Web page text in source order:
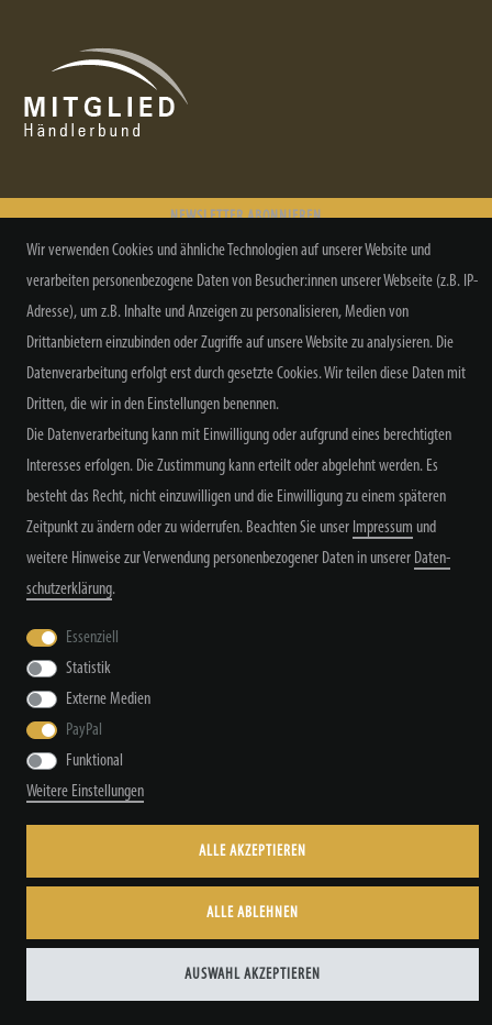
NEWSLETTER ABONNIEREN
Alle Preisangaben inkl. MwSt. zzgl. Versand
Widerrufs­recht Widerrufs­formular Impressum
Wir verwenden Cookies und ähnliche Technologien auf unserer Website und
verarbeiten personenbezogene Daten von Besucher:innen unserer Webseite (z.B. IP-
Adresse), um z.B. Inhalte und Anzeigen zu personalisieren, Medien von
Drittanbietern einzubinden oder Zugriffe auf unsere Website zu analysieren. Die
Datenverarbeitung erfolgt erst durch gesetzte Cookies. Wir teilen diese Daten mit
Dritten, die wir in den Einstellungen benennen.
Die Datenverarbeitung kann mit Einwilligung oder aufgrund eines berechtigten
Interesses erfolgen. Die Zustimmung kann erteilt oder abgelehnt werden. Es
besteht das Recht, nicht einzuwilligen und die Einwilligung zu einem späteren
Zeitpunkt zu ändern oder zu widerrufen. Beachten Sie unser Impressum und
weitere Hinweise zur Verwendung personenbezogener Daten in unserer Daten­
schutz­erklärung.
Essenziell
Statistik
Externe Medien
PayPal
Funktional
Weitere Einstellungen
ALLE AKZEPTIEREN
ALLE ABLEHNEN
AUSWAHL AKZEPTIEREN